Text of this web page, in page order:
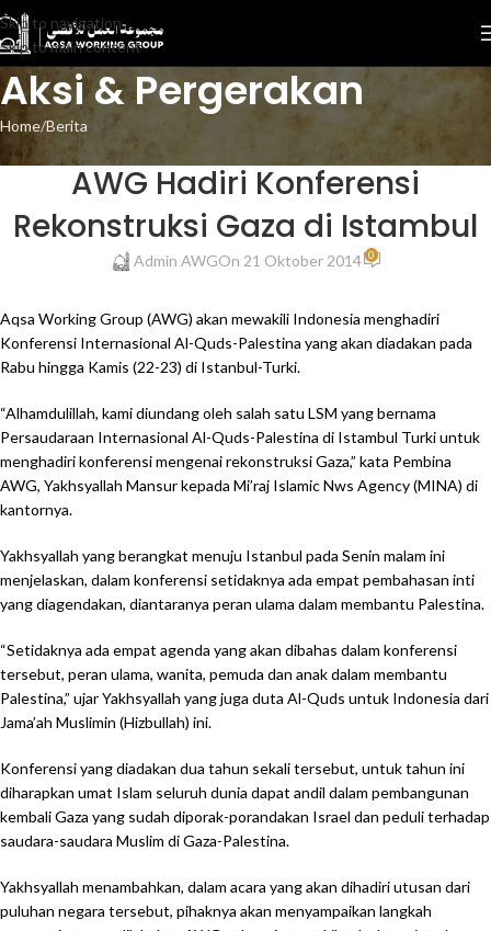
Skip to navigation
Skip to main content
Aksi & Pergerakan
Home Berita
BERITA
AWG Hadiri Konferensi
Rekonstruksi Gaza di Istambul
Admin AWGOn 21 Oktober 2014 0
Aqsa Working Group (AWG) akan mewakili Indonesia menghadiri
Konferensi Internasional Al-Quds-Palestina yang akan diadakan pada
Rabu hingga Kamis (22-23) di Istanbul-Turki.
“Alhamdulillah, kami diundang oleh salah satu LSM yang bernama
Persaudaraan Internasional Al-Quds-Palestina di Istambul Turki untuk
menghadiri konferensi mengenai rekonstruksi Gaza,” kata Pembina
AWG, Yakhsyallah Mansur kepada Mi’raj Islamic Nws Agency (MINA) di
kantornya.
Yakhsyallah yang berangkat menuju Istanbul pada Senin malam ini
menjelaskan, dalam konferensi setidaknya ada empat pembahasan inti
yang diagendakan, diantaranya peran ulama dalam membantu Palestina.
“Setidaknya ada empat agenda yang akan dibahas dalam konferensi
tersebut, peran ulama, wanita, pemuda dan anak dalam membantu
Palestina,” ujar Yakhsyallah yang juga duta Al-Quds untuk Indonesia dari
Jama’ah Muslimin (Hizbullah) ini.
Konferensi yang diadakan dua tahun sekali tersebut, untuk tahun ini
diharapkan umat Islam seluruh dunia dapat andil dalam pembangunan
kembali Gaza yang sudah diporak-porandakan Israel dan peduli terhadap
saudara-saudara Muslim di Gaza-Palestina.
Yakhsyallah menambahkan, dalam acara yang akan dihadiri utusan dari
puluhan negara tersebut, pihaknya akan menyampaikan langkah